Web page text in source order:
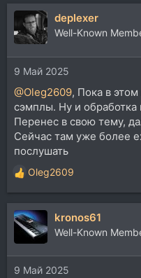
deplexer
Well-Known
9 Май 2025
@Oleg2609, Пока в
сэмплы. Ну и обработка
Перенес в свою тему,
Сейчас там уже более
послушать
Р
е
а
к
и
и
:
Oleg2609
kronos61
Well-Known
9 Май 2025